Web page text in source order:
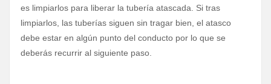
es limpiarlos para liberar la tubería atascada. Si tras
limpiarlos, las tuberías siguen sin tragar bien, el atasco
debe estar en algún punto del conducto por lo que se
deberás recurrir al siguiente paso.